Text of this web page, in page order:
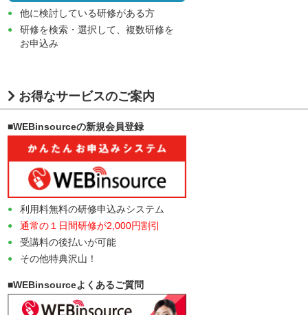
他に検討している研修がある方
研修を検索・選択して、複数研修を
お申込み
お得なサービスのご案内
■WEBinsourceの新規会員登録
利用料無料の研修申込みシステム
通常の１日間研修が2,000円割引
受講料の後払いが可能
その他特典沢山！
■WEBinsourceよくあるご質問